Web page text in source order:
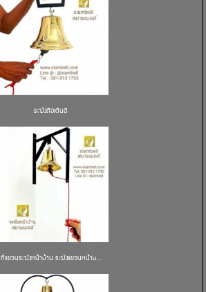
ระฆังถือเดินตี
ที่แขวนระฆังหน้าบ้าน ระฆังแขวนหน้าบ...